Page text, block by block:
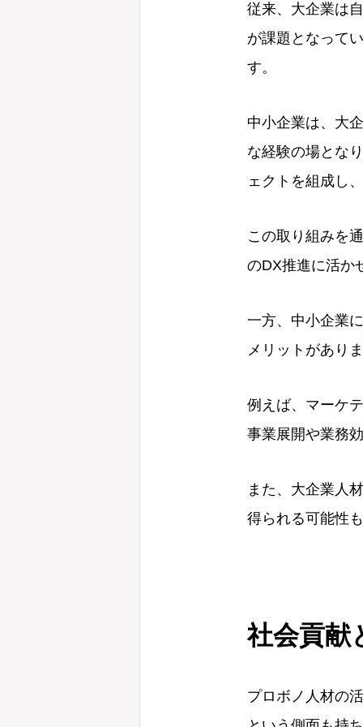
従来、大企業は
が課題となって
す。
中小企業は、大
な経験の場とな
ェクトを組成し
この取り組みを
のDX推進に活か
一方、中小企業
メリットがあり
例えば、マーケ
事業展開や業務
また、大企業人
得られる可能性
社会貢献
プロボノ人材の